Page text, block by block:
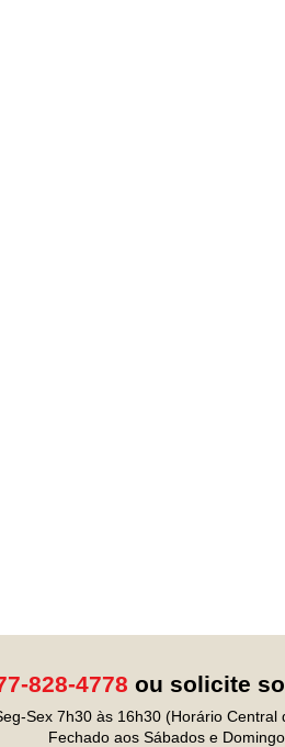
828-4778 ou solicite
Sex 7h30 às 16h30 (Horário Central
Fechado aos Sábados e